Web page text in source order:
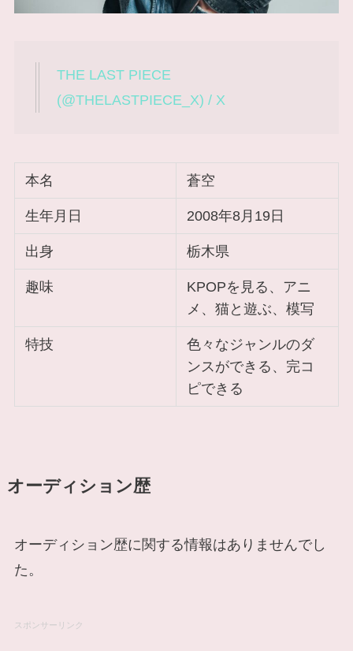
THE LAST PIECE
(@THELASTPIECE_X) / X
本名 蒼空
生年月日 2008年8月19日
出身 栃木県
趣味
KPOPを見る、アニ
メ、猫と遊ぶ、模写
特技
色々なジャンルのダ
ンスができる、完コ
ピできる
オーディション歴
オーディション歴に関する情報はありませんでし
た。
スポンサーリンク